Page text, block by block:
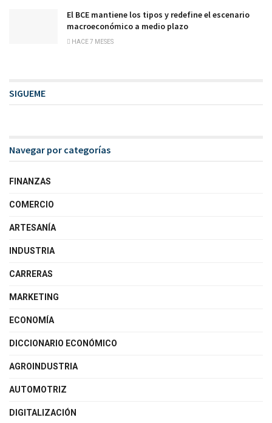
El BCE mantiene los tipos y redefine el escenario
macroeconómico a medio plazo
HACE 7 MESES
SIGUEME
Navegar por categorías
FINANZAS
COMERCIO
ARTESANÍA
INDUSTRIA
CARRERAS
MARKETING
ECONOMÍA
DICCIONARIO ECONÓMICO
AGROINDUSTRIA
AUTOMOTRIZ
DIGITALIZACIÓN